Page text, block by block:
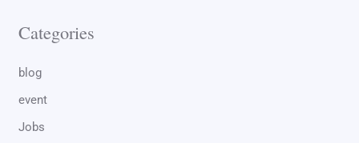
Categories
blog
event
Jobs